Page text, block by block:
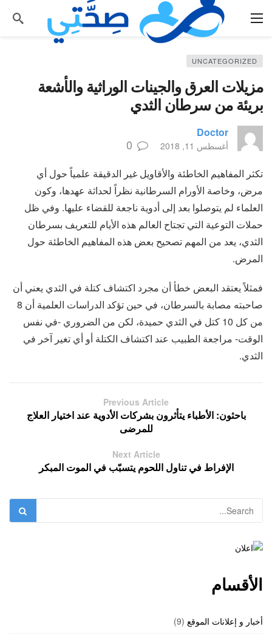
UNCATEGORIZED
مزيلات العرق والجينات الوراثية والأشعة
بريئة من سرطان الثدي
Doctor
أغسطس 11, 2018 0
تكثر المفاهيم الخاطئة والأقاويل غير الدقيقة علمياً حول أي
مرض، وخاصة الأورام السرطانية نظراً لحداثة عهدها، وكون
العلماء لم يتوصلوا بعد إلى أدوية ناجعة للقضاء عليها. وفي ظل
حملات التوعية التي تجتاح العالم هذه الأيام للتعريف بسرطان
الثدي، يعد من المهم تصحيح بعض هذه المفاهيم الخاطئة حول
المرض.
فمثلاً يعتقد البعض خطأ أن مجرد اكتشاف كتلة في الثدي يعني أن
صاحبته مصابة بالسرطان، في حين تؤكد الدراسات العلمية أن 8
من كل 10 كتل في الثدي حميدة، لكن من الضروري -في نفس
الوقت- مراجعة الطبيب عند اكتشاف الكتلة أو أي تغير آخر في
الثدي.
Previous Article
باحثون: الأطباء يتأثرون بشركات الأدوية عند اختيار العلاج
للمرضى
Next Article
الإفراط في تناول اللحوم يتسبّب في الموت المبكر
الأقسام
أخبار و إعلانات الموقع (9)